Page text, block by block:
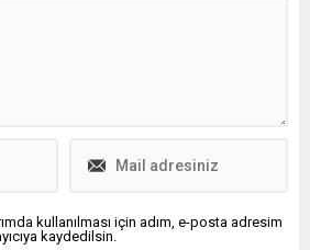
kullanılması için adım, e-posta adresim
kaydedilsin.